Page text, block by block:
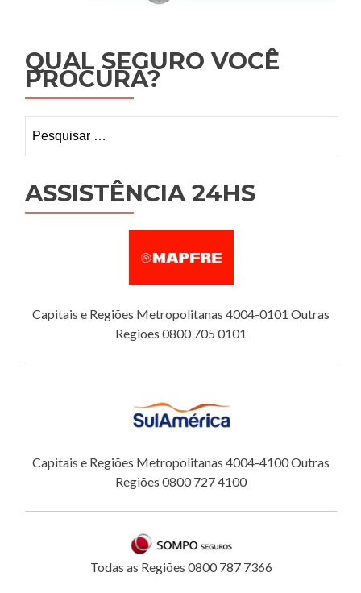
QUAL SEGURO VOCÊ
PROCURA?
por:
ASSISTÊNCIA 24HS
Capitais e Regiões Metropolitanas 4004-0101 Outras
Regiões 0800 705 0101
Capitais e Regiões Metropolitanas 4004-4100 Outras
Regiões 0800 727 4100
Todas as Regiões 0800 787 7366